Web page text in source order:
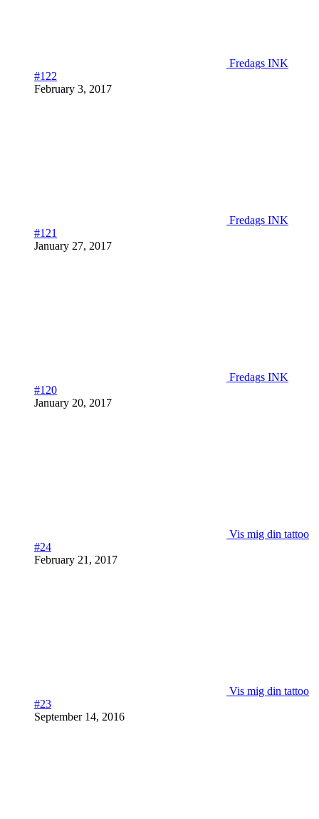
Fredags INK
#122
February 3, 2017
Fredags INK
#121
January 27, 2017
Fredags INK
#120
January 20, 2017
Vis mig din tattoo
#24
February 21, 2017
Vis mig din tattoo
#23
September 14, 2016